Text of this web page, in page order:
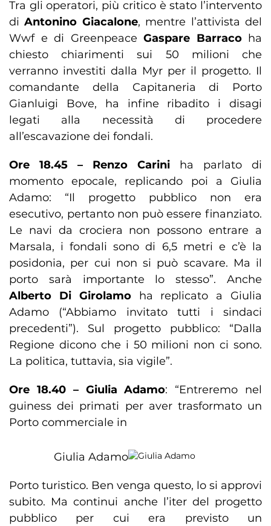
Tra gli operatori, più critico è stato l’intervento
diAntonino Giacalone, mentre l’attivista del
Wwf e di Greenpeace Gaspare Barracoha
chiesto chiarimenti sui 50 milioni che
verranno investiti dalla Myr per il progetto. Il
comandante della Capitaneria di Porto
Gianluigi Bove, ha infine ribadito i disagi
legati alla necessità di procedere
all’escavazione dei fondali.
Ore 18.45 – Renzo Carini ha parlato di
momento epocale, replicando poi a Giulia
Adamo: “Il progetto pubblico non era
esecutivo, pertanto non può essere finanziato.
Le navi da crociera non possono entrare a
Marsala, i fondali sono di 6,5 metri e c’è la
posidonia, per cui non si può scavare. Ma il
porto sarà importante lo stesso”. Anche
Alberto Di Girolamoha replicato a Giulia
Adamo (“Abbiamo invitato tutti i sindaci
precedenti”). Sul progetto pubblico: “Dalla
Regione dicono che i 50 milioni non ci sono.
La politica, tuttavia, sia vigile”.
Ore 18.40 – Giulia Adamo: “Entreremo nel
guiness dei primati per aver trasformato un
Porto commerciale in
Giulia Adamo
Porto turistico. Ben venga questo, lo si approvi
subito. Ma continui anche l’iter del progetto
pubblico per cui era previsto un